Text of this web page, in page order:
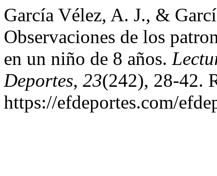
García Vélez, A. J., &
Observaciones de los
en un niño de 8 años.
Deportes, 23(242), 28-42.
https://efdeportes.com/